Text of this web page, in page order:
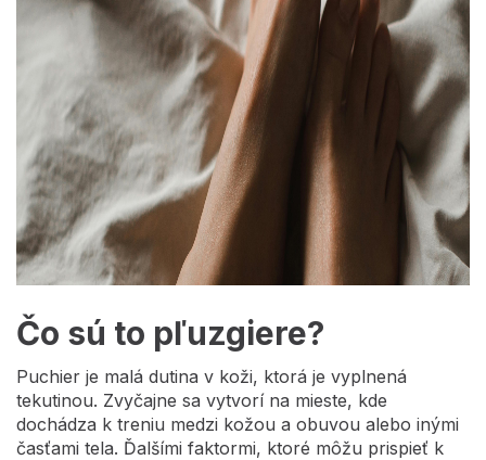
Čo sú to pľuzgiere?
Puchier je malá dutina v koži, ktorá je vyplnená
tekutinou. Zvyčajne sa vytvorí na mieste, kde
dochádza k treniu medzi kožou a obuvou alebo inými
časťami tela. Ďalšími faktormi, ktoré môžu prispieť k